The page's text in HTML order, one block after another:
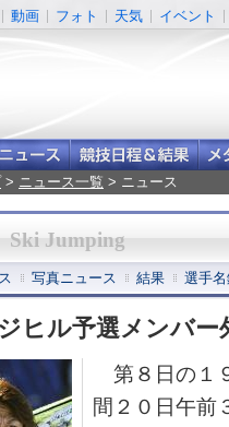
動画 フォト 天気 イベント
> ニュース一覧 > ニュース
Ski Jumping
写真ニュース 結果 選手
ヒル予選メンバー
第８日の１
間２０日午前